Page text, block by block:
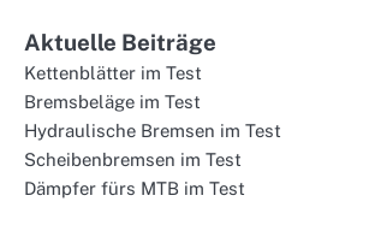
Aktuelle Beiträge
Kettenblätter im Test
Bremsbeläge im Test
Hydraulische Bremsen im Test
Scheibenbremsen im Test
Dämpfer fürs MTB im Test